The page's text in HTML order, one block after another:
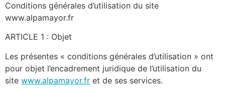
Conditions générales d’utilisation du site
www.alpamayor.fr
ARTICLE 1 : Objet
Les présentes « conditions générales d’utilisation » ont
pour objet l’encadrement juridique de l’utilisation du
site www.alpamayor.fr et de ses services.